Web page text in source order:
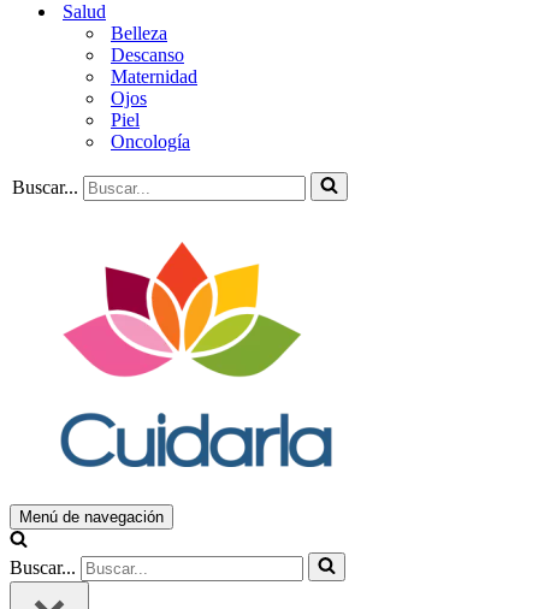
Salud
Belleza
Descanso
Maternidad
Ojos
Piel
Oncología
Buscar...
Menú de navegación
Buscar...